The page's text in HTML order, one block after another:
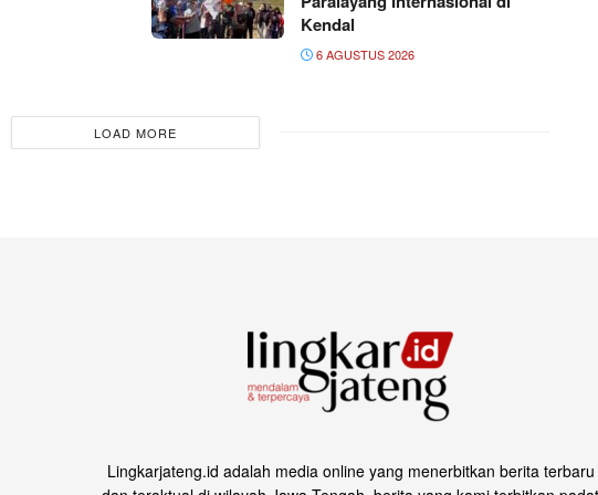
Kendal
6 AGUSTUS 2026
LOAD MORE
Lingkarjateng.id adalah media online yang menerbitkan berita terbaru